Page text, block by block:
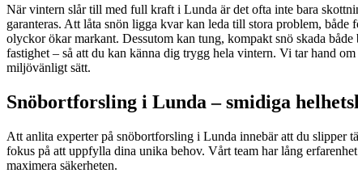
När vintern slår till med full kraft i Lunda är det ofta inte bara
garanteras. Att låta snön ligga kvar kan leda till stora problem,
olyckor ökar markant. Dessutom kan tung, kompakt snö skada
fastighet – så att du kan känna dig trygg hela vintern. Vi tar hand
miljövänligt sätt.
Snöbortforsling i Lunda – smidiga
Att anlita experter på snöbortforsling i Lunda innebär att du slipper
fokus på att uppfylla dina unika behov. Vårt team har lång
maximera säkerheten.